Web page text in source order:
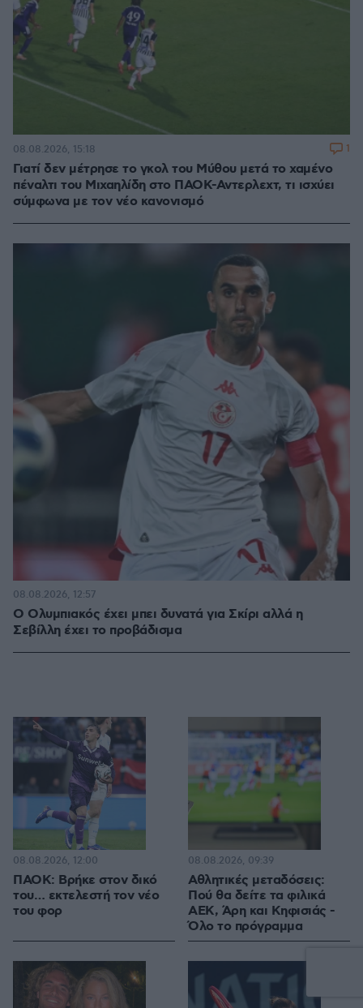
Γιατί δεν μέτρησε το γκολ του Μύθου μετά το χαμένο
πέναλτι του Μιχαηλίδη στο ΠΑΟΚ-Αντερλεχτ, τι ισχύει
σύμφωνα με τον νέο κανονισμό
08.08.2026, 15:18 1
Ο Ολυμπιακός έχει μπει δυνατά για Σκίρι αλλά η
Σεβίλλη έχει το προβάδισμα
08.08.2026, 12:57
ΠΑΟΚ: Βρήκε στον δικό
του… εκτελεστή τον νέο
του φορ
08.08.2026, 12:00
Αθλητικές μεταδόσεις:
Πού θα δείτε τα φιλικά
ΑΕΚ, Άρη και Κηφισιάς -
Όλο το πρόγραμμα
08.08.2026, 09:39